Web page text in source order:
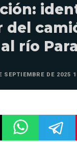
del
río
SEPTIEMBRE DE 2025